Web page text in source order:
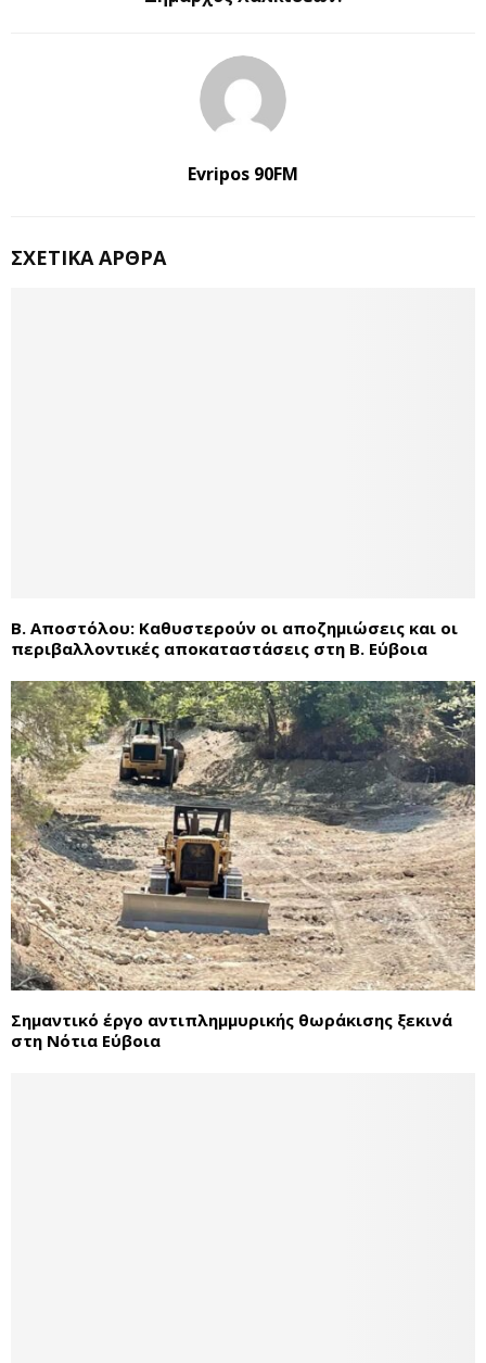
Evripos 90FM
ΣΧΕΤΙΚΆ ΆΡΘΡΑ
Β. Αποστόλου: Καθυστερούν οι αποζημιώσεις και οι
περιβαλλοντικές αποκαταστάσεις στη Β. Εύβοια
Σημαντικό έργο αντιπλημμυρικής θωράκισης ξεκινά
στη Νότια Εύβοια